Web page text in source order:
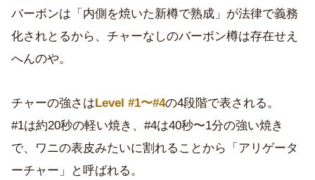
バーボンは「内側を焼いた新樽で熟成」が法律で義務
化されとるから、チャーなしのバーボン樽は存在せえ
へんのや。
チャーの強さはLevel #1〜#4の4段階で表される。
#1は約20秒の軽い焼き、#4は40秒〜1分の強い焼き
で、ワニの表皮みたいに割れることから「アリゲータ
ーチャー」と呼ばれる。